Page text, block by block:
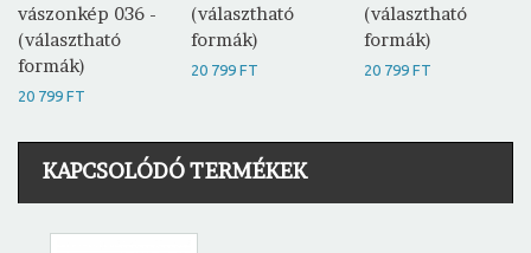
vászonkép 036 -
(választható
formák)
20 799 FT
(választható
formák)
20 799 FT
(választható
formák)
20 799 FT
KAPCSOLÓDÓ TERMÉKEK